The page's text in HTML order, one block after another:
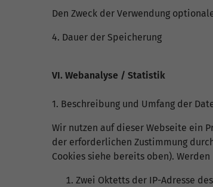
Den Zweck der Verwendung
4. Dauer der Speicherung
VI. Webanalyse / Statistik
1. Beschreibung und Umfang der
Wir nutzen auf dieser Webseite ein
der erforderlichen Zustimmung
Cookies siehe bereits oben).
Zwei Oktetts der IP-Adresse